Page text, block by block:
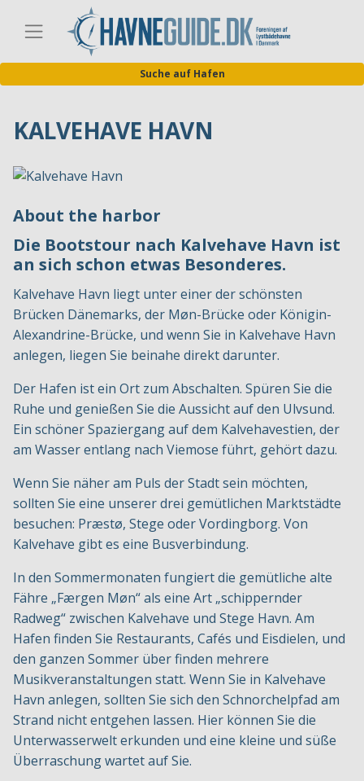
zum
Suche auf Hafen
KALVEHAVE HAVN
About the harbor
Die Bootstour nach Kalvehave Havn ist
an sich schon etwas Besonderes.
Kalvehave Havn liegt unter einer der schönsten
Brücken Dänemarks, der Møn-Brücke oder Königin-
Alexandrine-Brücke, und wenn Sie in Kalvehave Havn
anlegen, liegen Sie beinahe direkt darunter.
Der Hafen ist ein Ort zum Abschalten. Spüren Sie die
Ruhe und genießen Sie die Aussicht auf den Ulvsund.
Ein schöner Spaziergang auf dem Kalvehavestien, der
am Wasser entlang nach Viemose führt, gehört dazu.
Wenn Sie näher am Puls der Stadt sein möchten,
sollten Sie eine unserer drei gemütlichen Marktstädte
besuchen: Præstø, Stege oder Vordingborg. Von
Kalvehave gibt es eine Busverbindung.
In den Sommermonaten fungiert die gemütliche alte
Fähre „Færgen Møn“ als eine Art „schippernder
Radweg“ zwischen Kalvehave und Stege Havn. Am
Hafen finden Sie Restaurants, Cafés und Eisdielen, und
den ganzen Sommer über finden mehrere
Musikveranstaltungen statt. Wenn Sie in Kalvehave
Havn anlegen, sollten Sie sich den Schnorchelpfad am
Strand nicht entgehen lassen. Hier können Sie die
Unterwasserwelt erkunden und eine kleine und süße
Überraschung wartet auf Sie.